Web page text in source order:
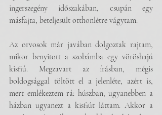
ingerszegény időszakában, csupán egy
másfajta, beteljesült otthonlétre vágytam.
Az orvosok már javában dolgoztak rajtam,
mikor benyitott a szobámba egy vöröshajú
kisfiú. Megzavart az írásban, mégis
boldogsággal töltött el a jelenléte, azért is,
mert emlékeztem rá: húszban, ugyanebben a
házban ugyanezt a kisfiút láttam. Akkor a